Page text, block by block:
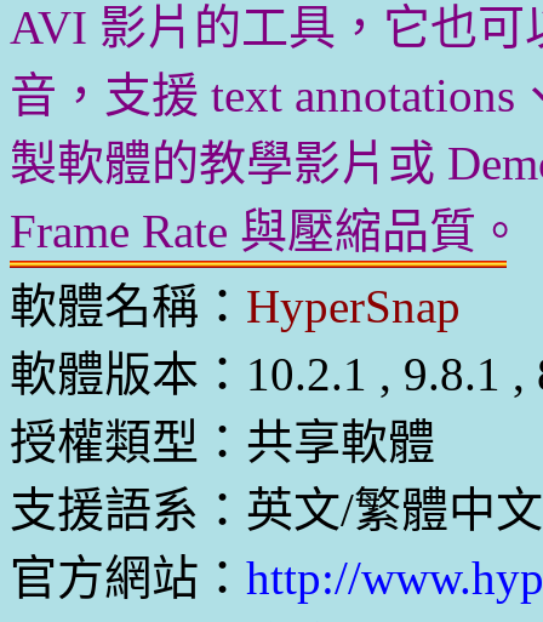
AVI 影片的工具，它也
音，支援 text annotations
製軟體的教學影片或
Frame Rate 與壓縮品質。
軟體名稱： HyperSnap
軟體版本：10.2.1 , 9.8.1 ,
授權類型：共享軟體
支援語系：英文/繁體中文
官方網站： http://